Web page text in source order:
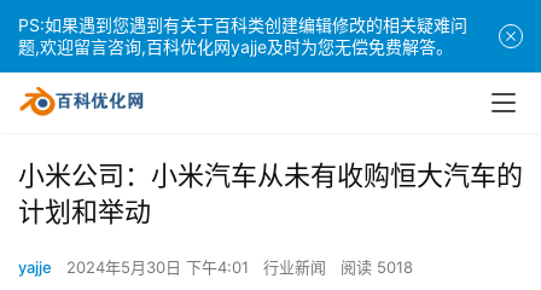
小米公司：小米汽车从未有收购恒大汽车的
计划和举动
yajje 2024年5月30日 下午4:01 行业新闻 阅读 5018
PS:如果遇到您遇到有关于百科类创建编辑修改的相关疑难问
题,欢迎留言咨询,百科优化网yajje及时为您无偿免费解答。